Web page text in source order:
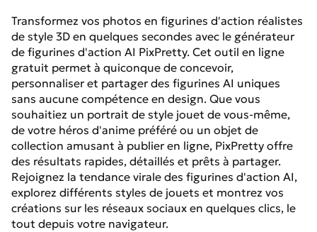
Transformez vos photos en figurines d'action réalistes
de style 3D en quelques secondes avec le générateur
de figurines d'action AI PixPretty. Cet outil en ligne
gratuit permet à quiconque de concevoir,
personnaliser et partager des figurines AI uniques
sans aucune compétence en design. Que vous
souhaitiez un portrait de style jouet de vous-même,
de votre héros d'anime préféré ou un objet de
collection amusant à publier en ligne, PixPretty offre
des résultats rapides, détaillés et prêts à partager.
Rejoignez la tendance virale des figurines d'action AI,
explorez différents styles de jouets et montrez vos
créations sur les réseaux sociaux en quelques clics, le
tout depuis votre navigateur.